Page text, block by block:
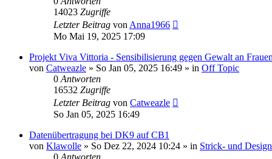
14023 Zugriffe
Letzter Beitrag von Anna1966
Mo Mai 19, 2025 17:09
Projekt Viva Vittoria - Sensibilisierung gegen Gewalt an Frauen
von Catweazle » So Jan 05, 2025 16:49 » in Off Topic
0 Antworten
16532 Zugriffe
Letzter Beitrag von Catweazle
So Jan 05, 2025 16:49
Datenübertragung bei DK9 auf CB1
von Klawolle » So Dez 22, 2024 10:24 » in Strick- und
0 Antworten